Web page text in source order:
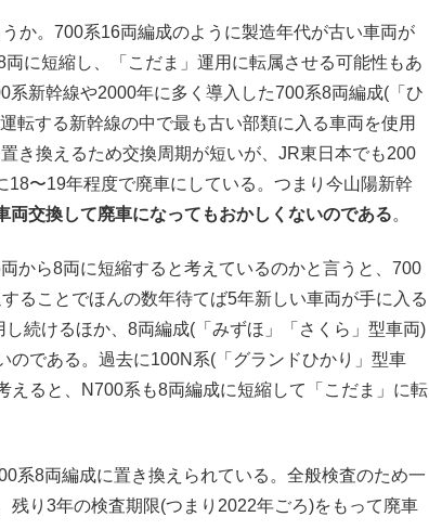
か。700系16両編成のように製造年代が古い車両が
に短縮し、「こだま」運用に転属させる可能性もあ
新幹線や2000年に多く導入した700系8両編成(「ひ
転する新幹線の中で最も古い部類に入る車両を使用
き換えるため交換周期が短いが、JR東日本でも200
〜19年程度で廃車にしている。つまり今山陽新幹
両交換して廃車になってもおかしくないのである。
から8両に短縮すると考えているのかと言うと、700
ることでほんの数年待てば5年新しい車両が手に入る
続けるほか、8両編成(「みずほ」「さくら」型車両)
のである。過去に100N系(「グランドひかり」型車
ると、N700系も8両編成に短縮して「こだま」に転
系8両編成に置き換えられている。全般検査のため一
り3年の検査期限(つまり2022年ごろ)をもって廃車